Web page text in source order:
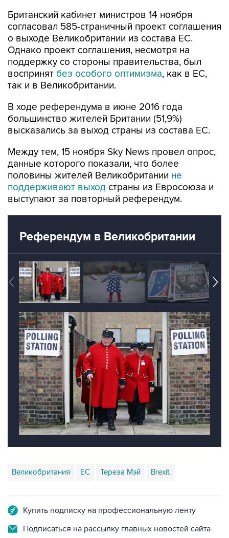
Британский кабинет министров 14 ноября
согласовал 585-страничный проект соглашения
о выходе Великобритании из состава ЕС.
Однако проект соглашения, несмотря на
поддержку со стороны правительства, был
воспринят без особого оптимизма, как в ЕС,
так и в Великобритании.
В ходе референдума в июне 2016 года
большинство жителей Британии (51,9%)
высказались за выход страны из состава ЕС.
Между тем, 15 ноября Sky News провел опрос,
данные которого показали, что более
половины жителей Великобритании не
поддерживают выход страны из Евросоюза и
выступают за повторный референдум.
Референдум в Великобритании
Великобритания ЕС Тереза Мэй Brexit.
Купить подписку на профессиональную ленту
Подписаться на рассылку главных новостей сайта